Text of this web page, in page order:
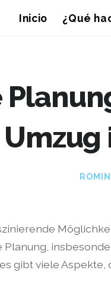
Inicio ¿Qué
Umzug
gibt viele